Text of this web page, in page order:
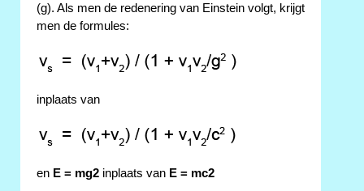
(g). Als men de redenering van Einstein volgt, krijgt
men de formules:
inplaats van
en E = mg2 inplaats van E = mc2